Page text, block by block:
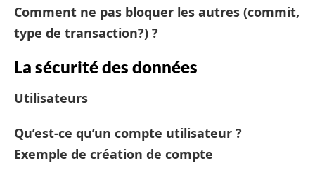
Comment ne pas bloquer les autres (commit,
type de transaction?) ?
La sécurité des données
Utilisateurs
Qu’est-ce qu’un compte utilisateur ?
Exemple de création de compte